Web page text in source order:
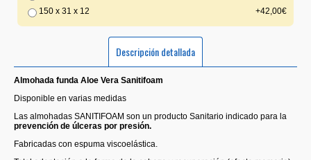
150 x 31 x 12
+42,00€
Descripción detallada
Almohada funda Aloe Vera Sanitifoam
Disponible en varias medidas
Las almohadas SANITIFOAM son un producto Sanitario indicado para la
prevención de úlceras por presión.
Fabricadas con espuma viscoelástica.